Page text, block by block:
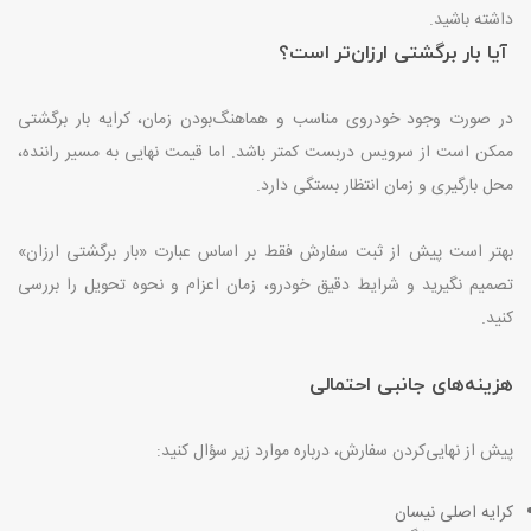
داشته باشید.
آیا بار برگشتی ارزان‌تر است؟
در صورت وجود خودروی مناسب و هماهنگ‌بودن زمان، کرایه بار برگشتی
ممکن است از سرویس دربست کمتر باشد. اما قیمت نهایی به مسیر راننده،
محل بارگیری و زمان انتظار بستگی دارد.
بهتر است پیش از ثبت سفارش فقط بر اساس عبارت «بار برگشتی ارزان»
تصمیم نگیرید و شرایط دقیق خودرو، زمان اعزام و نحوه تحویل را بررسی
کنید.
هزینه‌های جانبی احتمالی
پیش از نهایی‌کردن سفارش، درباره موارد زیر سؤال کنید:
کرایه اصلی نیسان